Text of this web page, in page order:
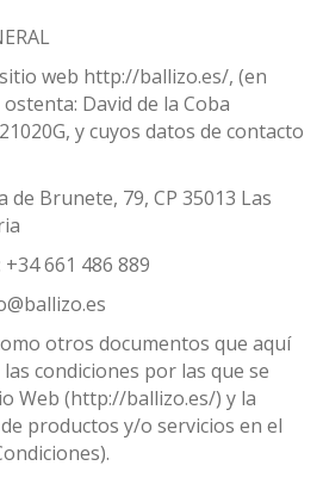
web http://ballizo.es/, (en
David de la Coba
y cuyos datos de contacto
de Brunete, 79, CP 35013 Las
661 486 889
otros documentos que aquí
condiciones por las que se
Web (http://ballizo.es/) y la
productos y/o servicios en el